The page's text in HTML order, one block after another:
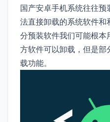
国产安卓手机系统往往
法直接卸载的系统软件和
分预装软件我们可能根本
方软件可以卸载，但是部
载功能。